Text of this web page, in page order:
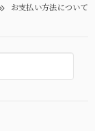
お支払い方法について